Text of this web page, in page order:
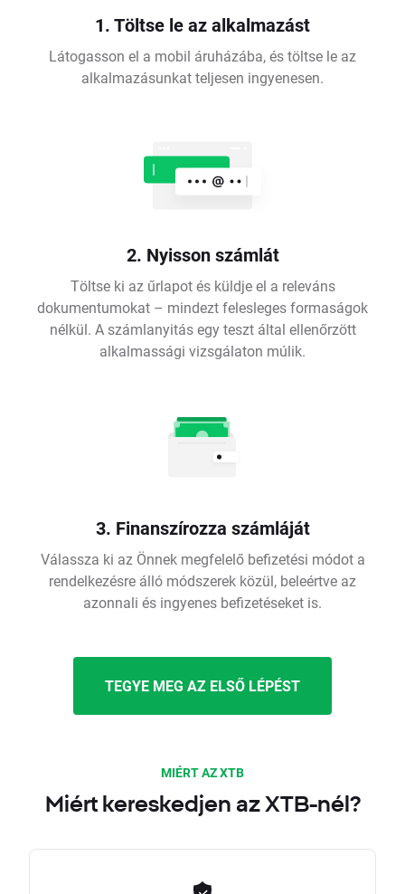
1. Töltse le az alkalmazást
Látogasson el a mobil áruházába, és töltse le az
alkalmazásunkat teljesen ingyenesen.
2. Nyisson számlát
Töltse ki az űrlapot és küldje el a releváns
dokumentumokat – mindezt felesleges formaságok
nélkül. A számlanyitás egy teszt által ellenőrzött
alkalmassági vizsgálaton múlik.
3. Finanszírozza számláját
Válassza ki az Önnek megfelelő befizetési módot a
rendelkezésre álló módszerek közül, beleértve az
azonnali és ingyenes befizetéseket is.
TEGYE MEG AZ ELSŐ LÉPÉST
MIÉRT AZ XTB
Miért kereskedjen az XTB-nél?